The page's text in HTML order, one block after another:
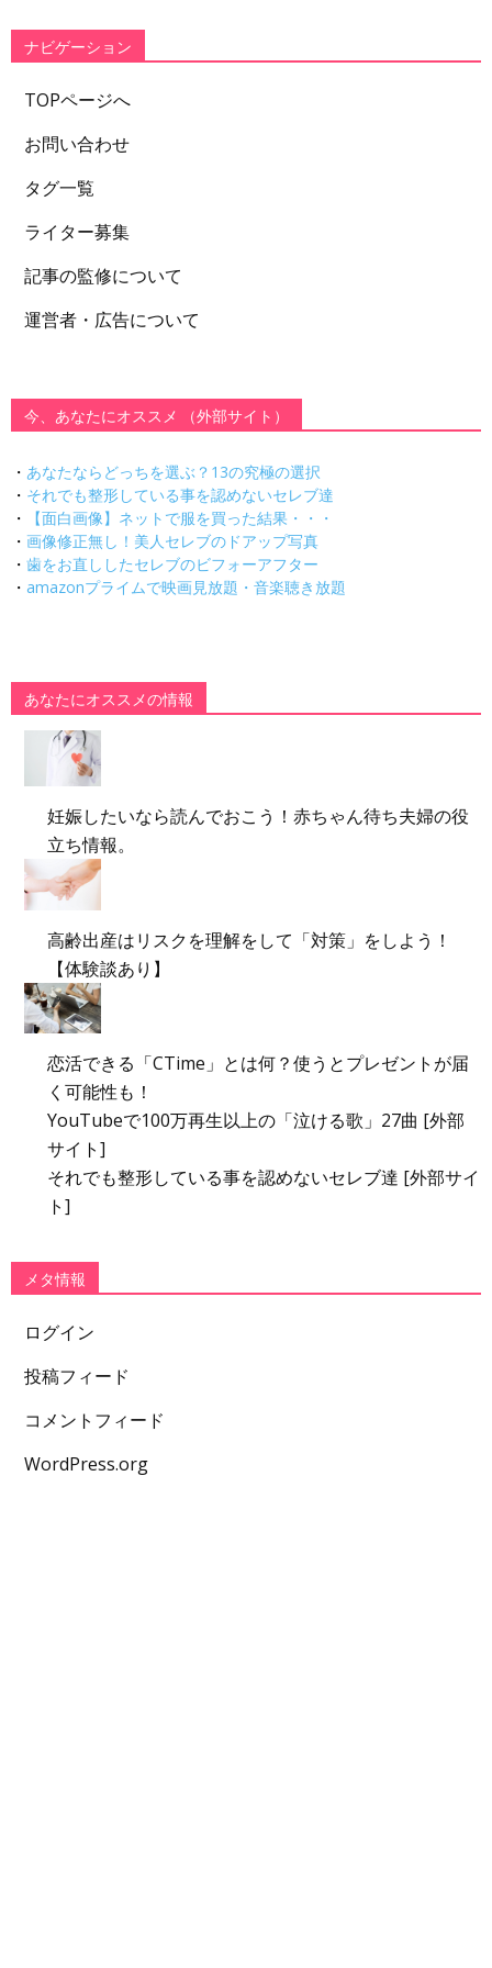
ー
ナビゲーション
TOPページへ
お問い合わせ
タグ一覧
ライター募集
記事の監修について
運営者・広告について
今、あなたにオススメ （外部サイト）
・ あなたならどっちを選ぶ？13の究極の選択
・ それでも整形している事を認めないセレブ達
・
【面白画像】ネットで服を買った結果・・・
・ 画像修正無し！美人セレブのドアップ写真
・ 歯をお直ししたセレブのビフォーアフター
・ amazonプライムで映画見放題・音楽聴き放題
あなたにオススメの情報
妊娠したいなら読んでおこう！赤ちゃん待ち夫婦の役
立ち情報。
高齢出産はリスクを理解をして「対策」をしよう！
【体験談あり】
恋活できる「CTime」とは何？使うとプレゼントが届
く可能性も！
YouTubeで100万再生以上の「泣ける歌」27曲 [外部
サイト]
それでも整形している事を認めないセレブ達 [外部サイ
ト]
メタ情報
ログイン
投稿フィード
コメントフィード
WordPress.org